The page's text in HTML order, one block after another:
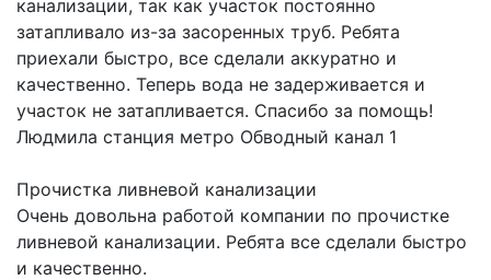
канализации, так как участок постоянно
затапливало из-за засоренных труб. Ребята
приехали быстро, все сделали аккуратно и
качественно. Теперь вода не задерживается и
участок не затапливается. Спасибо за помощь!
Людмила станция метро Обводный канал 1
Прочистка ливневой канализации
Очень довольна работой компании по прочистке
ливневой канализации. Ребята все сделали быстро
и качественно.